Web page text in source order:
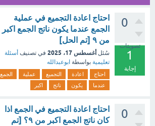
0
تصويتات
1
إجابة
احتاج اعادة التجميع في عملية
الجمع عندما يكون ناتج الجمع اكبر
من ٩ [تم الحل]
سُئل أغسطس 17، 2025 في تصنيف أسئلة
تعليمية بواسطة ابوعبدالله
احتاج اعادة التجميع عملية
الجمع
عندما
يكون ناتج اكبر
0
احتاج اعادة التجميع في الجمع اذا
كان ناتج الجمع اكبر من ٩؟ [تم